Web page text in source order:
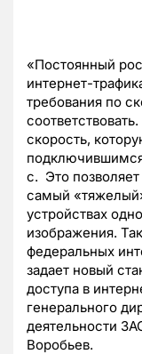
«Постоянный
интернет-
требования по
скорость,
с. Это
самый
устройствах
изображения.
федеральных
задает новый
доступа в
генерального
деятельности
Воробьев.